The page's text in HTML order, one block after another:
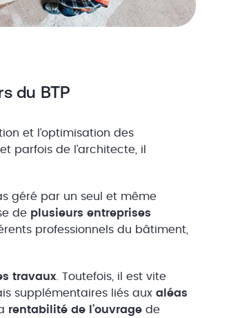
du BTP
et l’optimisation des
parfois de l’architecte, il
géré par un seul et même
de plusieurs entreprises
professionnels du bâtiment,
travaux. Toutefois, il est vite
supplémentaires liés aux aléas
rentabilité de l’ouvrage de